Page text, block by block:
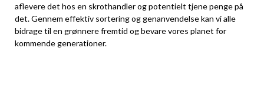
aflevere det hos en skrothandler og potentielt tjene penge på
det. Gennem effektiv sortering og genanvendelse kan vi alle
bidrage til en grønnere fremtid og bevare vores planet for
kommende generationer.